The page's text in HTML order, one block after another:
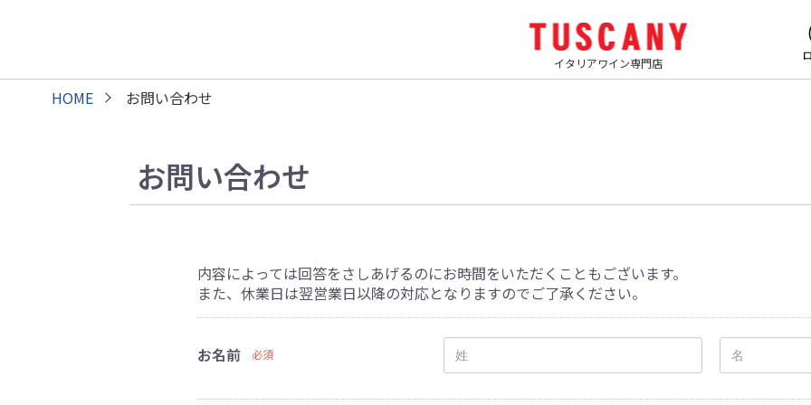
イタリアワイン専門店
HOME お問い合わせ
お問い合わせ
内容によっては回答をさしあげるのにお時間をいただくこともございます。
また、休業日は翌営業日以降の対応となりますのでご了承ください。
お名前 必須